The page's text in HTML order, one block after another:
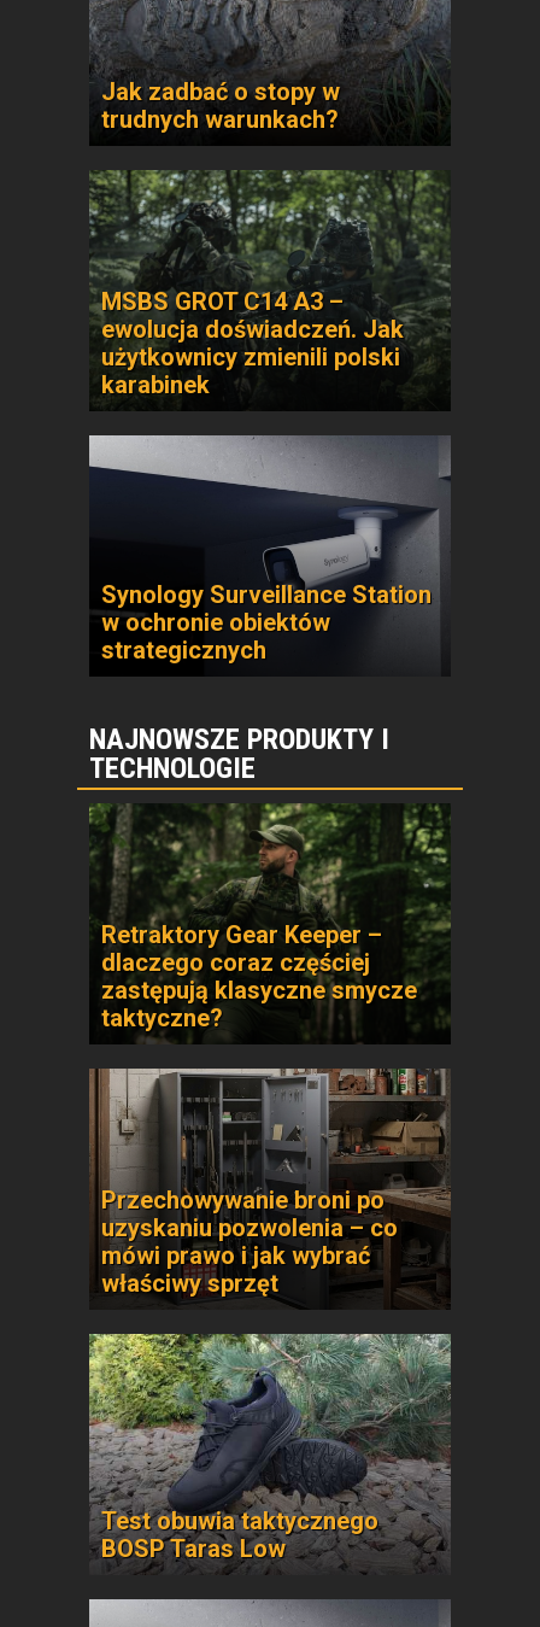
Jak zadbać o stopy w
trudnych warunkach?
MSBS GROT C14 A3 –
ewolucja doświadczeń. Jak
użytkownicy zmienili polski
karabinek
Synology Surveillance Station
w ochronie obiektów
strategicznych
NAJNOWSZE PRODUKTY I
TECHNOLOGIE
Retraktory Gear Keeper –
dlaczego coraz częściej
zastępują klasyczne smycze
taktyczne?
Przechowywanie broni po
uzyskaniu pozwolenia – co
mówi prawo i jak wybrać
właściwy sprzęt
Test obuwia taktycznego
BOSP Taras Low